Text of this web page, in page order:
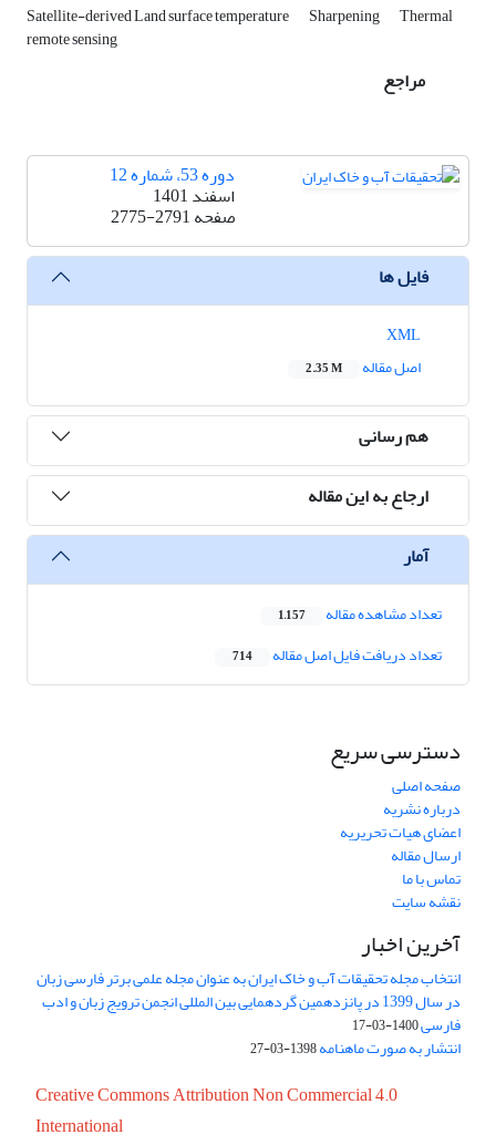
Satellite-derived Land surface temperature Sharpening Thermal
remote sensing
مراجع
دوره 53، شماره 12
اسفند 1401
صفحه2775-2791
فایل ها
اصل مقاله
2.35 M
هم رسانی
ارجاع به این مقاله
آمار
تعداد مشاهده مقاله 1,157
تعداد دریافت فایل اصل مقاله 714
دسترسی سریع
صفحه اصلی
درباره نشریه
اعضای هیات تحریریه
ارسال مقاله
تماس با ما
نقشه سایت
آخرین اخبار
انتخاب مجله تحقیقات آب و خاک ایران به عنوان مجله علمی برتر فارسی زبان
در سال 1399 در پانزدهمین گردهمایی بین المللی انجمن ترویج زبان و ادب
فارسی1400-03-17
انتشار به صورت ماهنامه1398-03-27
Creative Commons Attribution Non Commercial 4.0
International